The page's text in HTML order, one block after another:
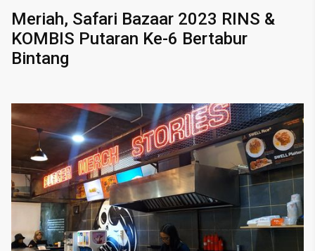
Meriah, Safari Bazaar 2023 RINS &
KOMBIS Putaran Ke-6 Bertabur
Bintang